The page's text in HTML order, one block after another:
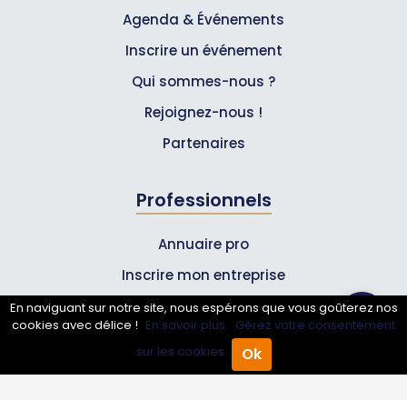
Annuaire Pro Agenda
Agenda & Événements
Inscrire un événement
Qui sommes-nous ?
Rejoignez-nous !
Partenaires
Professionnels
Annuaire pro
Inscrire mon entreprise
Les Abonnements Pros
Infos
En naviguant sur notre site, nous espérons que vous goûterez nos
cookies avec délice ! En savoir plus. Gérez votre consentement
sur les cookies.
Ok